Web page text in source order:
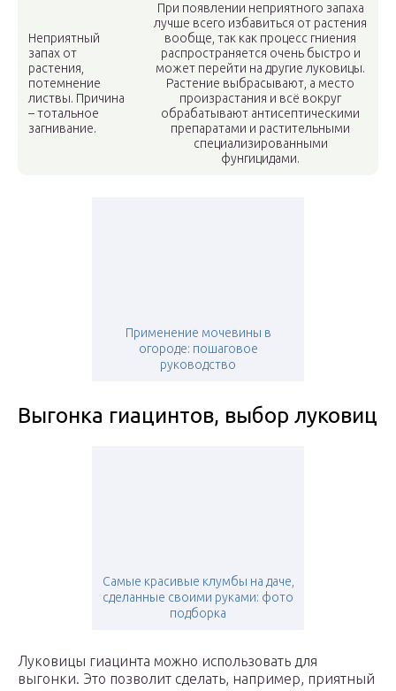
Неприятный
запах от
растения,
потемнение
листвы. Причина
– тотальное
загнивание.
При появлении неприятного запаха
лучше всего избавиться от растения
вообще, так как процесс гниения
распространяется очень быстро и
может перейти на другие луковицы.
Растение выбрасывают, а место
произрастания и всё вокруг
обрабатывают антисептическими
препаратами и растительными
специализированными
фунгицидами.
Применение мочевины в
огороде: пошаговое
руководство
Выгонка гиацинтов, выбор луковиц
Самые красивые клумбы на даче,
сделанные своими руками: фото
подборка
Луковицы гиацинта можно использовать для
выгонки. Это позволит сделать, например, приятный